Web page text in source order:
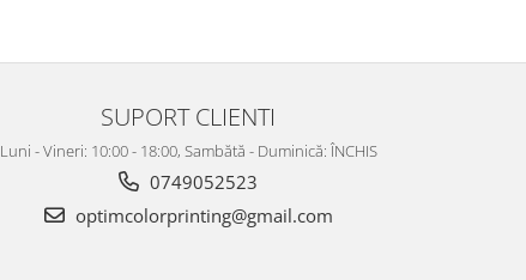
SUPORT CLIENTI
Luni - Vineri: 10:00 - 18:00, Sambătă - Duminică: ÎNCHIS
0749052523
optimcolorprinting@gmail.com